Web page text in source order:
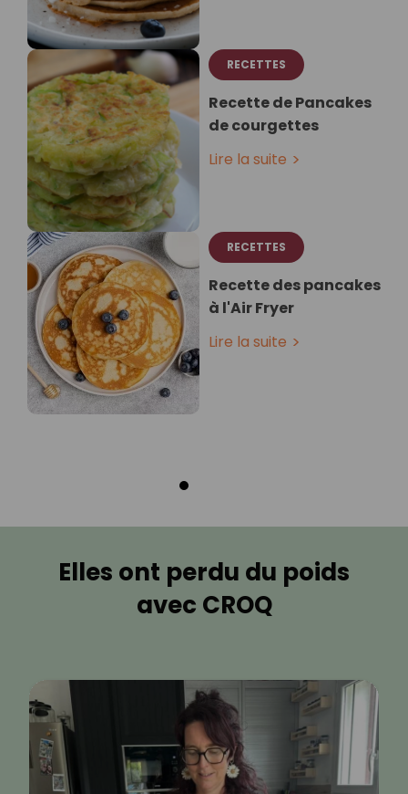
RECETTES
Recette de Pancakes
de courgettes
Lire la suite
RECETTES
Recette des pancakes
à l'Air Fryer
Lire la suite
Elles ont perdu du poids
avec CROQ